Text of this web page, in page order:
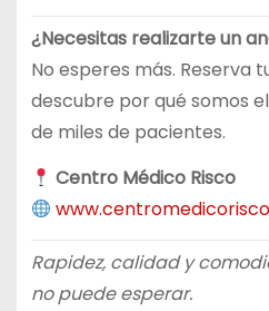
¿Necesitas realizarte un
No esperes más. Reserva
descubre por qué somos
de miles de pacientes.
Centro Médico Risco
Rapidez, calidad y
no puede esperar.